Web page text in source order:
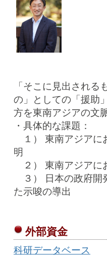
「そこに見出され
の」としての「援助
方を東南アジアの文
・具体的な課題：
１） 東南アジアに
明
２） 東南アジアに
３） 日本の政府開
た示唆の導出
外部資金
科研データベース